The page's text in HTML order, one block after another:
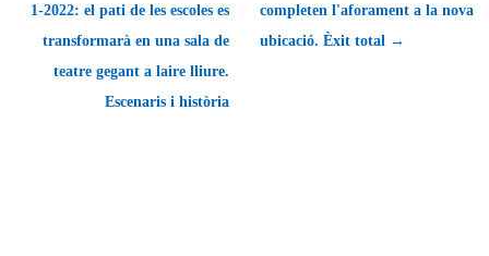
1-2022: el pati de les escoles es
transformarà en una sala de
teatre gegant a laire lliure.
Escenaris i història
completen l'aforament a la nova
ubicació. Èxit total →